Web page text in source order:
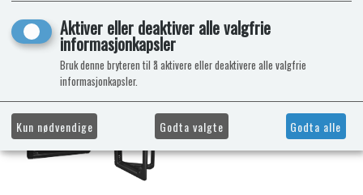
Aktiver eller deaktiver alle valgfrie
informasjonkapsler
Bruk denne bryteren til å aktivere eller deaktivere alle valgfrie
informasjonkapsler.
Kun nødvendige Godta valgte Godta alle